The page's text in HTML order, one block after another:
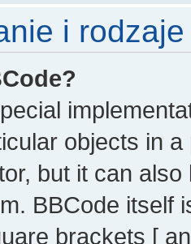
i
objects in
but it can
BBCode itself
brackets [